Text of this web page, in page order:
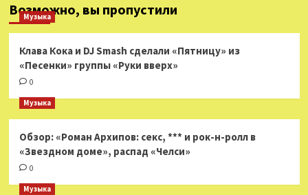
Возможно, вы пропустили
Музыка
Клава Кока и DJ Smash сделали «Пятницу» из
«Песенки» группы «Руки вверх»
0
Музыка
Обзор: «Роман Архипов: секс, *** и рок-н-ролл в
«Звездном доме», распад «Челси»
0
Музыка